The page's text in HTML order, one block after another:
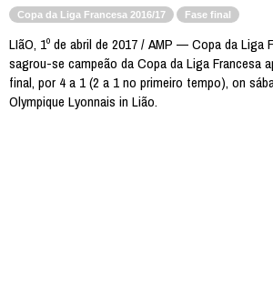
Copa da Liga Francesa 2016/17 Fase final
LIãO, 1º de abril de 2017 / AMP — Copa da Liga
sagrou-se campeão da Copa da Liga Francesa
final, por 4 a 1 (2 a 1 no primeiro tempo), on
Olympique Lyonnais in Lião.